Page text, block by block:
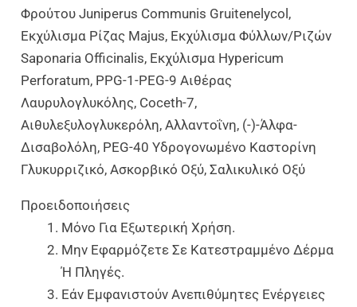
Φρούτου Juniperus Communis Gruitenelycol,
Εκχύλισμα Ρίζας Majus, Εκχύλισμα Φύλλων/ριζών
Saponaria Officinalis, Εκχύλισμα Hypericum
Perforatum, PPG-1-PEG-9 Αιθέρας
Λαυρυλογλυκόλης, Coceth-7,
Αιθυλεξυλογλυκερόλη, Αλλαντοΐνη, (-)-Άλφα-
Δισαβολόλη, PEG-40 Υδρογονωμένο Καστορίνη
Γλυκυρριζικό, Ασκορβικό Οξύ, Σαλικυλικό Οξύ
Προειδοποιήσεις
Μόνο Για Εξωτερική Χρήση.
Μην Εφαρμόζετε Σε Κατεστραμμένο Δέρμα
Ή Πληγές.
Εάν Εμφανιστούν Ανεπιθύμητες Ενέργειες